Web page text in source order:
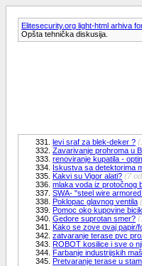
Elitesecurity.org light-html arhiva
Opšta tehnička diskusija.
331. levi sraf za blek-deker ?
332. Zavarivanje prohroma u
333. renoviranje kupatila -
334. Iskustva sa detektorima
335. Kakvi su Vigor alati? (7
336. mlaka voda iz protočnog
337. SWA- "steel wire
338. Poklopac glavnog ventila
339. Pomoc oko kupovine
340. Gedore suprotan smer?
341. Kako se zove ovaj papir/
342. zatvaranje terase pvc
343. ROBOT kosilice i sve o
344. Farbanje industrijskih
345. Pretvaranje terase u